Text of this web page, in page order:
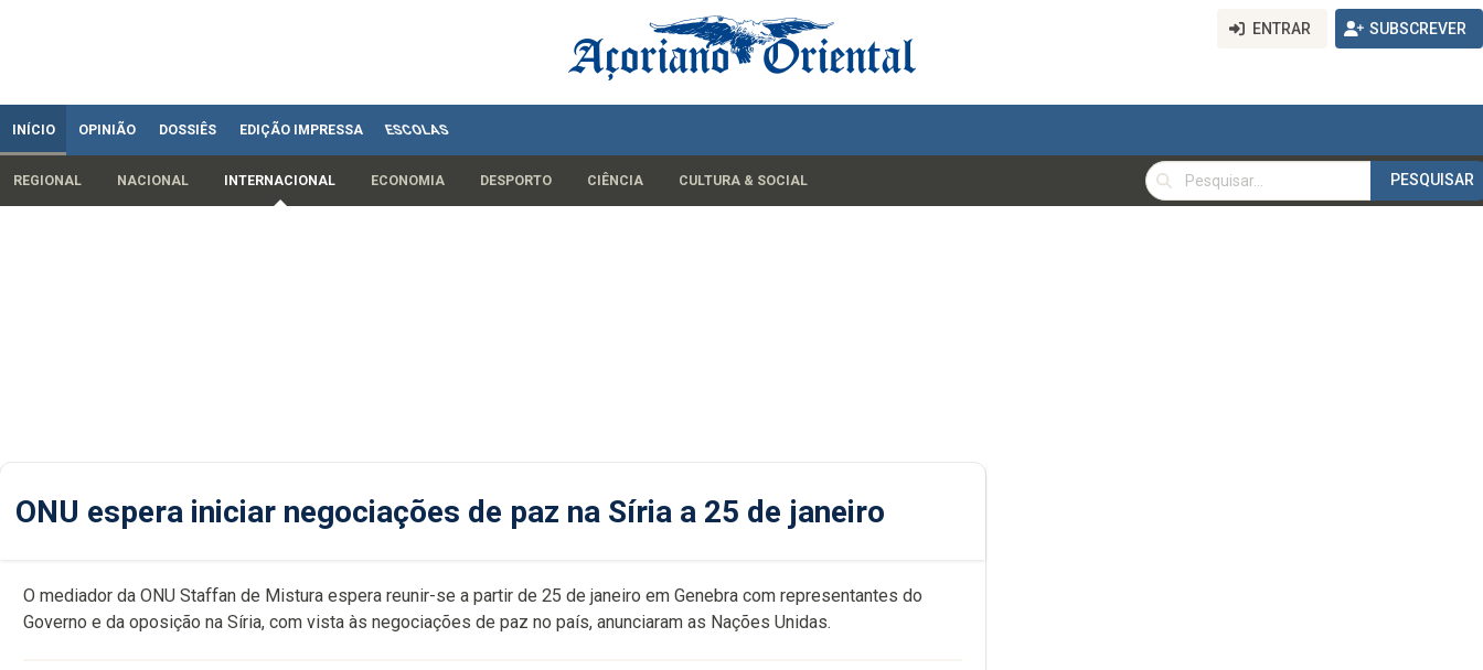
ENTRAR SUBSCREVER
INÍCIO OPINIÃO DOSSIÊS EDIÇÃO IMPRESSA ESCOLAS
REGIONAL NACIONAL INTERNACIONAL ECONOMIA DESPORTO CIÊNCIA CULTURA & SOCIAL
PESQUISAR
PESQUISAR
ONU espera iniciar negociações de paz na Síria a 25 de janeiro
O mediador da ONU Staffan de Mistura espera reunir-se a partir de 25 de janeiro em Genebra com representantes do
Governo e da oposição na Síria, com vista às negociações de paz no país, anunciaram as Nações Unidas.